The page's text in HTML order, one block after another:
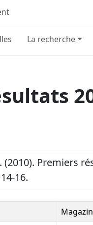
La recherche
(2010). Premiers
16.